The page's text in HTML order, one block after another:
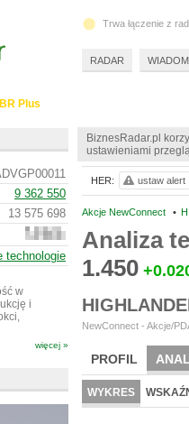
BiznesRadar.pl
ustawieniami
Akcje NewConnect •
Analiza
1.450
NewConnect - Akcje/
PROFIL
BR LAB
WYKRES
HER: ustaw alert
Plus
9 362 550
13 575 698
14
386
698
technologie
w
i
więcej »
Trwa łączenie z
RADAR